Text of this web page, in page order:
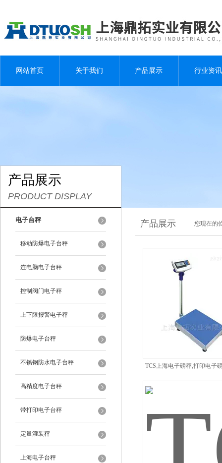
网站首页 关于我们 产品展示 行业资讯
产品展示
PRODUCT DISPLAY
电子台秤
移动防爆电子台秤
连电脑电子台秤
控制阀门电子秤
上下限报警电子秤
防爆电子台秤
不锈钢防水电子台秤
高精度电子台秤
带打印电子台秤
定量灌装秤
上海电子台秤
产品展示 您现在的
TCS上海电子磅秤,打印电子
子磅秤,300kg电子